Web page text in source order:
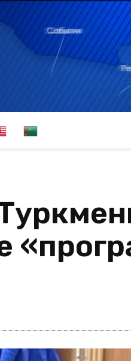
E
g
l
h
T
k
n